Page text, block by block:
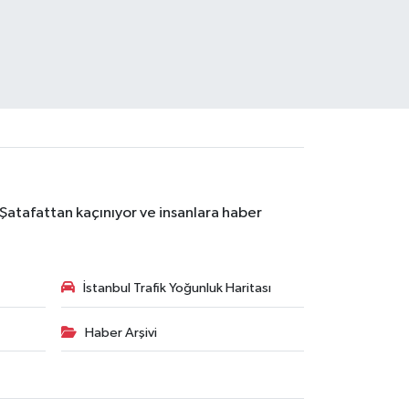
kaçınıyor ve insanlara haber
İstanbul Trafik Yoğunluk Haritası
Haber Arşivi